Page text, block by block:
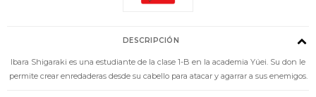
DESCRIPCIÓN
Ibara Shigaraki es una estudiante de la clase 1-B en la academia Yúei. Su don le
permite crear enredaderas desde su cabello para atacar y agarrar a sus enemigos.